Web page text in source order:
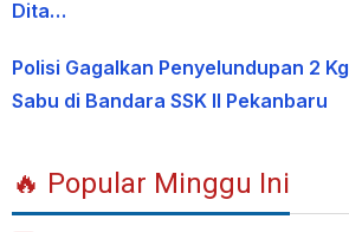
Dita…
Polisi Gagalkan Penyelundupan 2 Kg
Sabu di Bandara SSK II Pekanbaru
🔥 Popular Minggu Ini